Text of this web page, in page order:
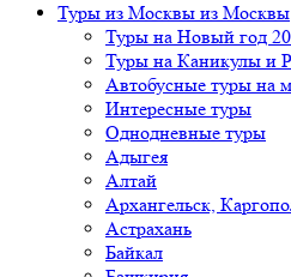
Туры из Москвы из Москвы
Туры на Новый год
Туры на Каникулы и
Автобусные туры на
Интересные туры
Однодневные туры
Адыгея
Алтай
Архангельск,
Астрахань
Байкал